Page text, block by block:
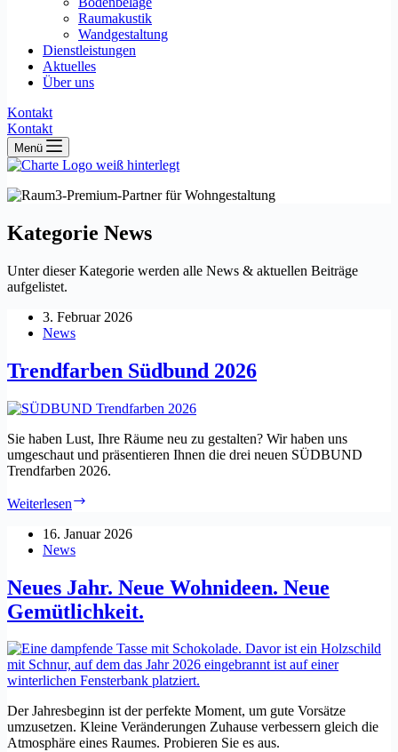
Raumakustik
Wandgestaltung
Dienstleistungen
Aktuelles
Über uns
Kontakt
Kontakt
Menü
Kategorie News
Unter dieser Kategorie werden alle News & aktuellen Beiträge
aufgelistet.
3. Februar 2026
News
Trendfarben Südbund 2026
Sie haben Lust, Ihre Räume neu zu gestalten? Wir haben uns
umgeschaut und präsentieren Ihnen die drei neuen SÜDBUND
Trendfarben 2026.
Weiterlesen
2026
16. Januar 2026
News
Neues Jahr. Neue Wohnideen. Neue
Gemütlichkeit.
Der Jahresbeginn ist der perfekte Moment, um gute Vorsätze
umzusetzen. Kleine Veränderungen Zuhause verbessern gleich die
Atmosphäre eines Raumes. Probieren Sie es aus.